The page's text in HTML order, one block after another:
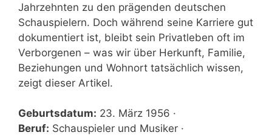
Jahrzehnten zu den prägenden deutschen
Schauspielern. Doch während seine Karriere gut
dokumentiert ist, bleibt sein Privatleben oft im
Verborgenen – was wir über Herkunft, Familie,
Beziehungen und Wohnort tatsächlich wissen,
zeigt dieser Artikel.
Geburtsdatum: 23. März 1956 ·
Beruf: Schauspieler und Musiker ·